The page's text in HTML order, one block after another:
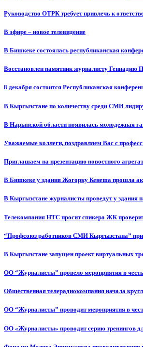
Руководство ОТРК требует привлечь к
В эфире – новое телевидение
В Бишкеке состоялась республиканская
Восстановлен памятник журналисту Геннадию
8 декабря состоится Республиканская
В Кыргызстане по количеству среди СМИ
В Нарынской области появилась молодежная
Уважаемые коллеги, поздравляем Вас с
Приглашаем на презентацию новостного
В Бишкеке у здания Жогорку Кенеша прошла
В Кыргызстане журналисты проведут у здания
Телекомпания НТС просит спикера ЖК
“Профсоюз работников СМИ Кыргызстана”
В Кыргызстане запущен проект виртуальных
ОО “Журналисты” провело мероприятия в
Общественная телерадиокомпания начала
ОО “Журналисты” проводит мероприятия в
ОО «Журналисты» проводит серию тренингов